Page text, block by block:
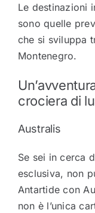
Le destinazioni
sono quelle
che si sviluppa
Montenegro.
crociera di
Australis
Se sei in cerca
esclusiva, non
Antartide con
non è l’unica